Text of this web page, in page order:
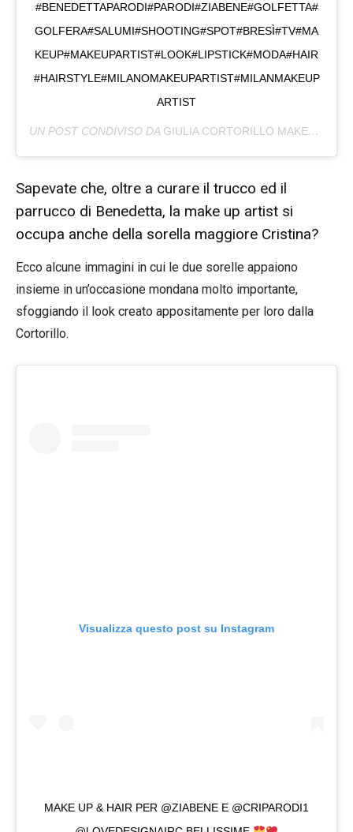
#BENEDETTAPARODI#PARODI#ZIABENE#GOLFETTA#
GOLFERA#SALUMI#SHOOTING#SPOT#BRESÌ#TV#MA
KEUP#MAKEUPARTIST#LOOK#LIPSTICK#MODA#HAIR
#HAIRSTYLE#MILANOMAKEUPARTIST#MILANMAKEUP
ARTIST
UN POST CONDIVISO DA GIULIA CORTORILLO MAKEUPARTIST
Sapevate che, oltre a curare il trucco ed il
parrucco di Benedetta, la make up artist si
occupa anche della sorella maggiore Cristina?
Ecco alcune immagini in cui le due sorelle appaiono
insieme in un’occasione mondana molto importante,
sfoggiando il look creato appositamente per loro dalla
Cortorillo.
Visualizza questo post su Instagram
MAKE UP & HAIR PER @ZIABENE E @CRIPARODI1